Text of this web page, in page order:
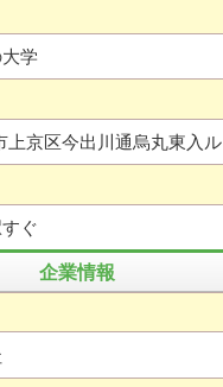
学
上京区今出川通烏丸東入ル
ぐ
企業情報